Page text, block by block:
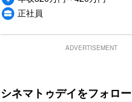
正社員
ADVERTISEMENT
シネマトゥデイをフォロー